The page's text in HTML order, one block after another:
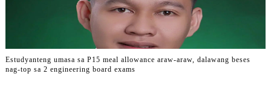
Estudyanteng umasa sa P15 meal allowance araw-araw, dalawang beses
nag-top sa 2 engineering board exams